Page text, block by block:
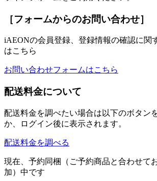
［フォームからのお問い合わせ］
iAEONの会員登録、登録情報の確認に関
はこちら
お問い合わせフォームはこちら
配送料金について
配送料金を調べたい場合は以下のボタン
か、ログイン後に表示されます。
配送料金を調べる
現在、予約同梱（ご予約商品と合わせて
加）中です